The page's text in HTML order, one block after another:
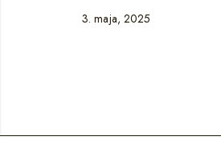
3. maja, 2025